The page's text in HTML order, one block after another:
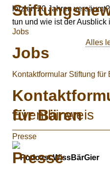
Jobs
Jobs
Kontaktformular Stiftung für
für Bären
Presse
Presse
letzten 20 Jahren
tun und wie ist der Ausblick
Alles
Eventhinweis
Podcast WissBärGier